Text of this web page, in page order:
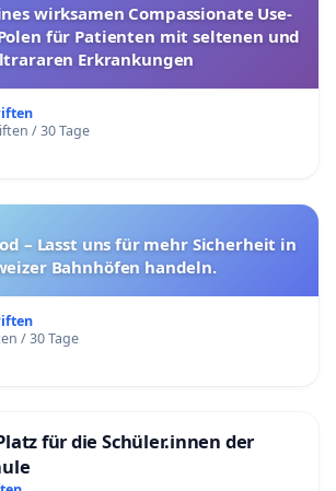
wirksamen Compassionate Use-
für Patienten mit seltenen und
Erkrankungen
/ 30 Tage
– Lasst uns für mehr Sicherheit in
Bahnhöfen handeln.
/ 30 Tage
für die Schüler.innen der